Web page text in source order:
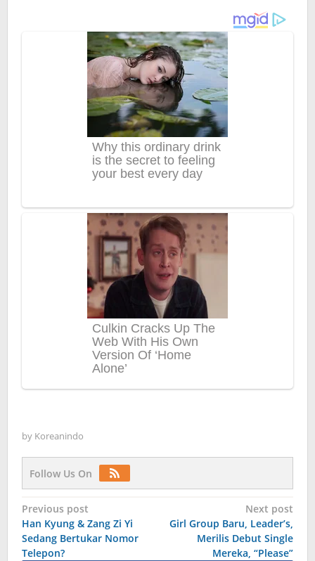
by Koreanindo
Follow Us On
Post
navigation
Previous post
Han Kyung & Zang Zi Yi
Sedang Bertukar Nomor
Telepon?
Next post
Girl Group Baru, Leader’s,
Merilis Debut Single
Mereka, “Please”